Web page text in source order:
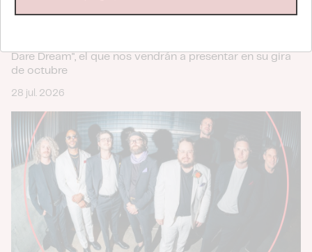
web, quienes pueden combinarla con otra información
que les haya proporcionado o que hayan recopilado a
partir del uso que haya hecho de sus servicios.
Dare Dream", el que nos vendrán a presentar en su gira
de octubre
28 jul. 2026